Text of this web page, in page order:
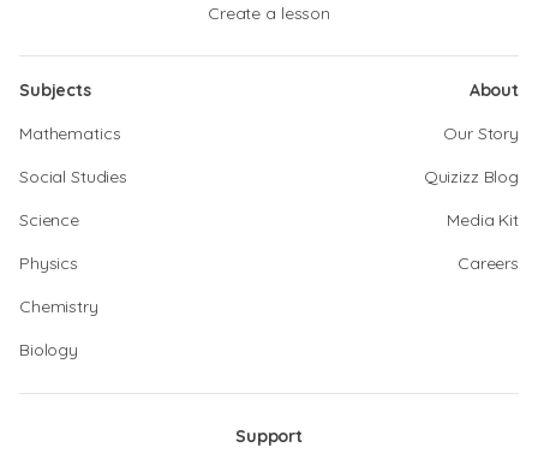
Create a lesson
Subjects
Mathematics
Social Studies
Science
Physics
Chemistry
Biology
About
Our Story
Quizizz Blog
Media Kit
Careers
Support